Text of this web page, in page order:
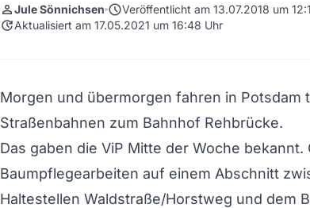
personJule Sönnichsen scheduleVeröffentlicht am 13.07.2018 um
updateAktualisiert am 17.05.2021 um 16:48 Uhr
Morgen und übermorgen fahren in Potsdam
Straßenbahnen zum Bahnhof Rehbrücke.
Das gaben die ViP Mitte der Woche bekannt.
Baumpflegearbeiten auf einem Abschnitt
Haltestellen Waldstraße/Horstweg und dem